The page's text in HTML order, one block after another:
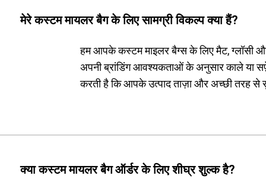
मेरे कस्टम मायलर बैग के लिए सामग्री विकल्प क्या हैं?
हम आपके कस्टम माइलर बैग्स के लिए मैट, ग्लॉसी
अपनी ब्रांडिंग आवश्यकताओं के अनुसार काले या
करती है कि आपके उत्पाद ताज़ा और अच्छी तरह से
क्या कस्टम मायलर बैग ऑर्डर के लिए शीघ्र शुल्क है?